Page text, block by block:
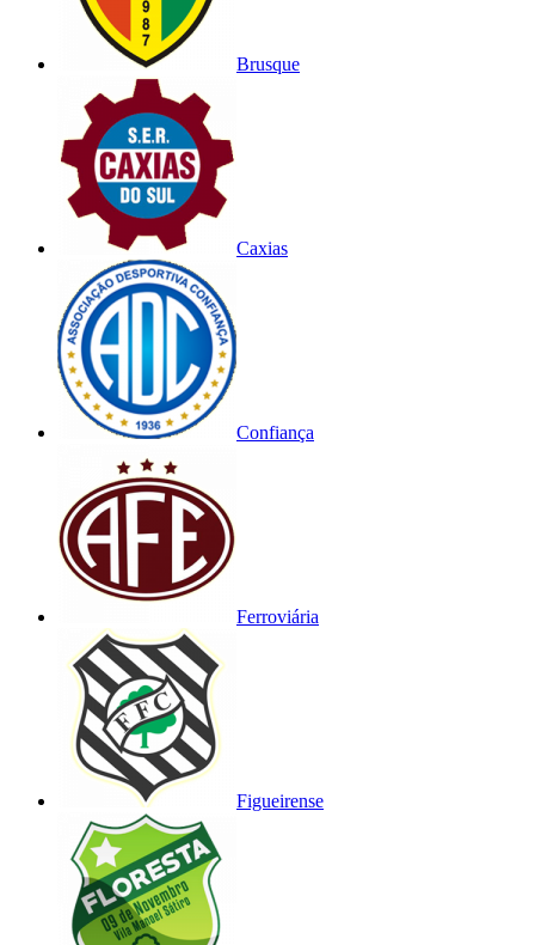
Brusque
Caxias
Confiança
Ferroviária
Figueirense